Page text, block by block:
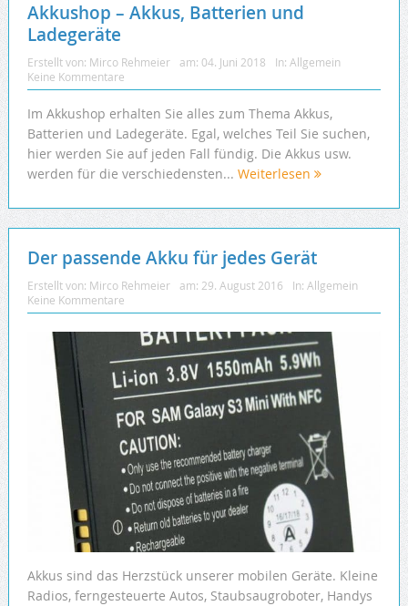
Akkushop – Akkus, Batterien und
Ladegeräte
Erstellt von: Mirco Rehmeier am: 04. Juni 2018 In: Allgemein
Keine Kommentare
Im Akkushop erhalten Sie alles zum Thema Akkus,
Batterien und Ladegeräte. Egal, welches Teil Sie suchen,
hier werden Sie auf jeden Fall fündig. Die Akkus usw.
werden für die verschiedensten... Weiterlesen
Der passende Akku für jedes Gerät
Erstellt von: Mirco Rehmeier am: 29. August 2016 In: Allgemein
Keine Kommentare
Akkus sind das Herzstück unserer mobilen Geräte. Kleine
Radios, ferngesteuerte Autos, Staubsaugroboter, Handys